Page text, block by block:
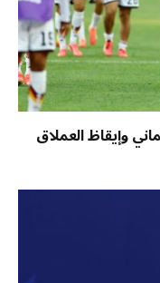
وإيقاظ العملاق